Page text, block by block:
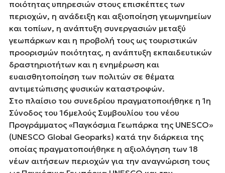
ποιότητας υπηρεσιών στους επισκέπτες των
περιοχών, η ανάδειξη και αξιοποίηση γεωμνημείων
και τοπίων, η ανάπτυξη συνεργασιών μεταξύ
γεωπάρκων και η προβολή τους ως τουριστικών
προορισμών ποιότητας, η ανάπτυξη εκπαιδευτικών
δραστηριοτήτων και η ενημέρωση και
ευαισθητοποίηση των πολιτών σε θέματα
αντιμετώπισης φυσικών καταστροφών.
Στο πλαίσιο του συνεδρίου πραγματοποιήθηκε η 1η
Σύνοδος του 16μελούς Συμβουλίου του νέου
Προγράμματος «Παγκόσμια Γεωπάρκα της UNESCO»
(UNESCO Global Geoparks) κατά την διάρκεια της
οποίας πραγματοποιήθηκε η αξιολόγηση των 18
νέων αιτήσεων περιοχών για την αναγνώριση τους